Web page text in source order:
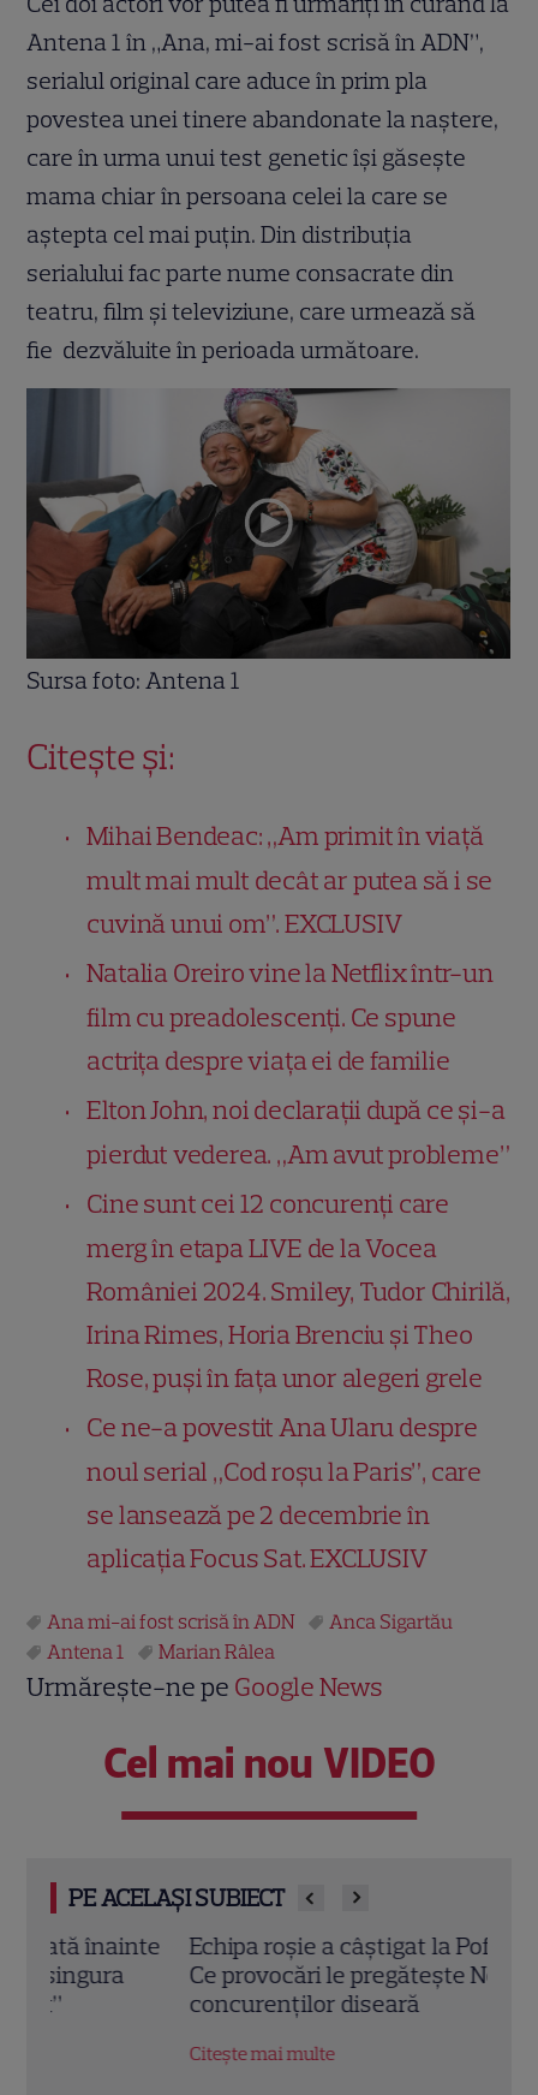
Antena 1 în „Ana, mi-ai fost scrisă în ADN”,
serialul original care aduce în prim pla
povestea unei tinere abandonate la naştere,
care în urma unui test genetic îşi găseşte
mama chiar în persoana celei la care se
aştepta cel mai puţin. Din distribuţia
serialului fac parte nume consacrate din
teatru, film și televiziune, care urmează să
fie dezvăluite în perioada următoare.
Sursa foto: Antena 1
Citește și:
Mihai Bendeac: „Am primit în viață
mult mai mult decât ar putea să i se
cuvină unui om”. EXCLUSIV
Natalia Oreiro vine la Netflix într-un
film cu preadolescenți. Ce spune
actrița despre viața ei de familie
Elton John, noi declarații după ce și-a
pierdut vederea. „Am avut probleme”
Cine sunt cei 12 concurenți care
merg în etapa LIVE de la Vocea
României 2024. Smiley, Tudor Chirilă,
Irina Rimes, Horia Brenciu și Theo
Rose, puși în fața unor alegeri grele
Ce ne-a povestit Ana Ularu despre
noul serial „Cod roșu la Paris”, care
se lansează pe 2 decembrie în
aplicația Focus Sat. EXCLUSIV
Ana mi-ai fost scrisă în ADN
Anca Sigartău
Antena 1
Marian Râlea
Urmărește-ne pe Google News
Cel mai nou VIDEO
PE ACELAȘI SUBIECT
Echipa roșie a câștigat la Poftiți pe la noi!
Ce provocări le pregătește Nea Mărin
concurenților diseară
Citește mai multe